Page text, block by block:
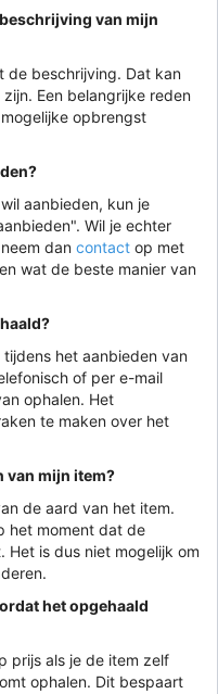
van mijn
de beschrijving. Dat kan
Een belangrijke reden
opbrengst
aanbieden, kun je
Wil je echter
dan contact op met
wat de beste manier van
het aanbieden van
of per e-mail
ophalen. Het
te maken over het
van mijn item?
de aard van het item.
het moment dat de
is dus niet mogelijk om
het opgehaald
prijs als je de item zelf
ophalen. Dit bespaart